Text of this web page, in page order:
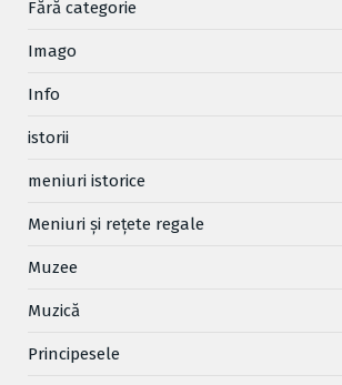
Fără categorie
Imago
Info
istorii
meniuri istorice
Meniuri și rețete regale
Muzee
Muzică
Principesele